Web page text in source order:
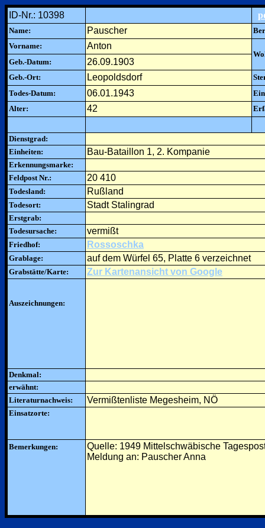
ID-Nr.: 10398
Name: Pauscher
Vorname:
Anton
Geb.-Datum:
26.09.1903
Geb.-Ort: Leopoldsdorf
Todes-Datum:
06.01.1943
Alter:
42
Dienstgrad:
Einheiten:
Bau-Bataillon 1, 2. Kompanie
Erkennungsmarke:
Feldpost Nr.:
20 410
Todesland: Rußland
Todesort: Stadt Stalingrad
Erstgrab:
Todesursache:
vermißt
Friedhof: Rossoschka
Grablage: auf dem Würfel 65, Platte 6 verzeichnet
Grabstätte/Karte: Zur Kartenansicht von Google
Auszeichnungen:
Denkmal:
erwähnt:
Literaturnachweis:
Vermißtenliste Megesheim, NÖ
Einsatzorte:
Bemerkungen:
Quelle: 1949 Mittelschwäbische
Meldung an: Pauscher Anna